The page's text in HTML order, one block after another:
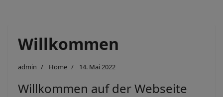
Willkommen
admin Home 14. Mai 2022
Willkommen auf der Webseite